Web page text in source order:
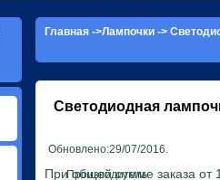
Главная ->Лампочки ->
Светодиодная
Обновлено:29/07/2016.
Производитель:
При общей сумме заказа от